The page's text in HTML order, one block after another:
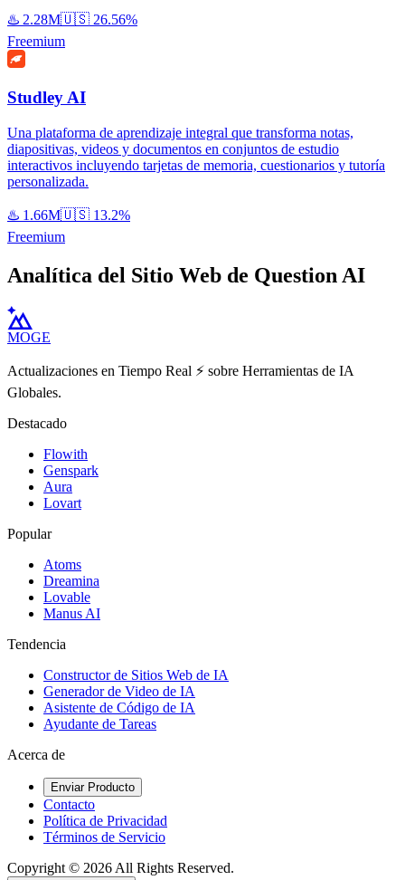
♨️ 2.28M🇺🇸 26.56%
Freemium
Studley AI
Una plataforma de aprendizaje integral que transforma notas,
diapositivas, videos y documentos en conjuntos de estudio
interactivos incluyendo tarjetas de memoria, cuestionarios y tutoría
personalizada.
♨️ 1.66M🇺🇸 13.2%
Freemium
Analítica del Sitio Web de Question AI
MOGE
Actualizaciones en Tiempo Real ⚡️ sobre Herramientas de IA
Globales.
Destacado
Flowith
Genspark
Aura
Lovart
Popular
Atoms
Dreamina
Lovable
Manus AI
Tendencia
Constructor de Sitios Web de IA
Generador de Video de IA
Asistente de Código de IA
Ayudante de Tareas
Acerca de
Enviar Producto
Contacto
Política de Privacidad
Términos de Servicio
Copyright © 2026 All Rights Reserved.